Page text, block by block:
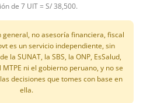
de 7 UIT = S/ 38,500.
no asesoría financiera, fiscal
es un servicio independiente, sin
la SUNAT, la SBS, la ONP, EsSalud,
MTPE ni el gobierno peruano, y no se
decisiones que tomes con base en
ella.